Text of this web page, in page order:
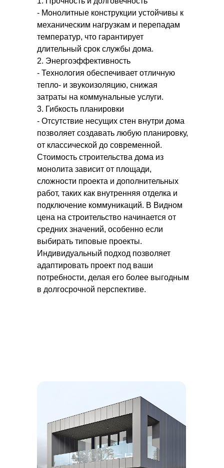
- Монолитные конструкции устойчивы к
механическим нагрузкам и перепадам
температур, что гарантирует
длительный срок службы дома.
2. Энергоэффективность
- Технология обеспечивает отличную
тепло- и звукоизоляцию, снижая
затраты на коммунальные услуги.
3. Гибкость планировки
- Отсутствие несущих стен внутри дома
позволяет создавать любую планировку,
от классической до современной.
Стоимость строительства дома из
монолита зависит от площади,
сложности проекта и дополнительных
работ, таких как внутренняя отделка и
подключение коммуникаций. В Видном
цена на строительство начинается от
средних значений, особенно если
выбирать типовые проекты.
Индивидуальный подход позволяет
адаптировать проект под ваши
потребности, делая его более выгодным
в долгосрочной перспективе.